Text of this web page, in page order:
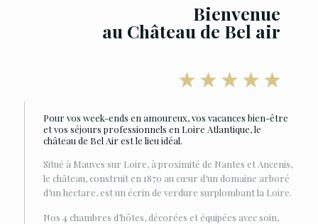
Bienvenue
au Château de Bel air
Pour vos week-ends en amoureux, vos vacances bien-être
et vos séjours professionnels en Loire Atlantique, le
château de Bel Air est le lieu idéal.
Situé à Mauves sur Loire, à proximité de Nantes et Ancenis,
le château, construit en 1870 au cœur d’un domaine arboré
d’un hectare, est un écrin de verdure surplombant la Loire.
Nos 4 chambres d’hôtes, décorées et équipées avec soin,